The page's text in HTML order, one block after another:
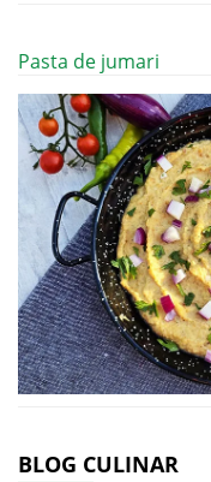
Pasta de jumari
BLOG CULINAR